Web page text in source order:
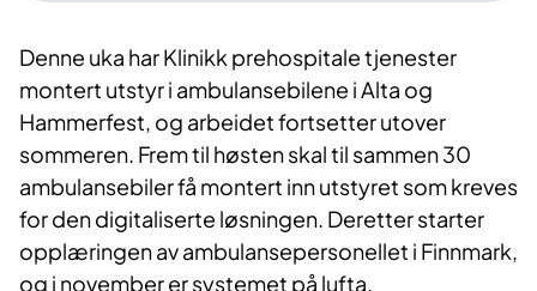
Denne uka har Klinikk prehospitale tjenester
montert utstyr i ambulansebilene i Alta og
Hammerfest, og arbeidet fortsetter utover
sommeren. Frem til høsten skal til sammen 30
ambulansebiler få montert inn utstyret som kreves
for den digitaliserte løsningen. Deretter starter
opplæringen av ambulansepersonellet i Finnmark,
og i november er systemet på lufta.